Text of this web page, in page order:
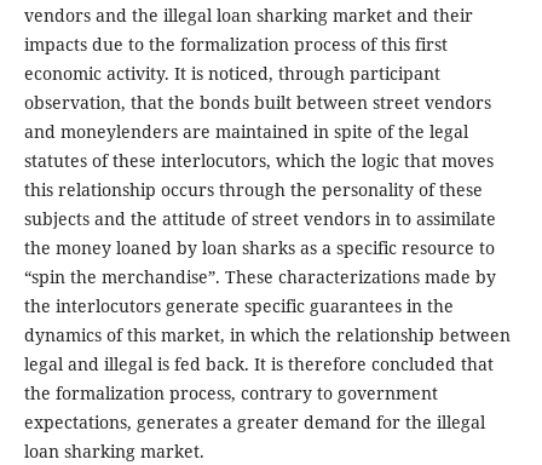
vendors and the illegal loan sharking market and their
impacts due to the formalization process of this first
economic activity. It is noticed, through participant
observation, that the bonds built between street vendors
and moneylenders are maintained in spite of the legal
statutes of these interlocutors, which the logic that moves
this relationship occurs through the personality of these
subjects and the attitude of street vendors in to assimilate
the money loaned by loan sharks as a specific resource to
“spin the merchandise”. These characterizations made by
the interlocutors generate specific guarantees in the
dynamics of this market, in which the relationship between
legal and illegal is fed back. It is therefore concluded that
the formalization process, contrary to government
expectations, generates a greater demand for the illegal
loan sharking market.